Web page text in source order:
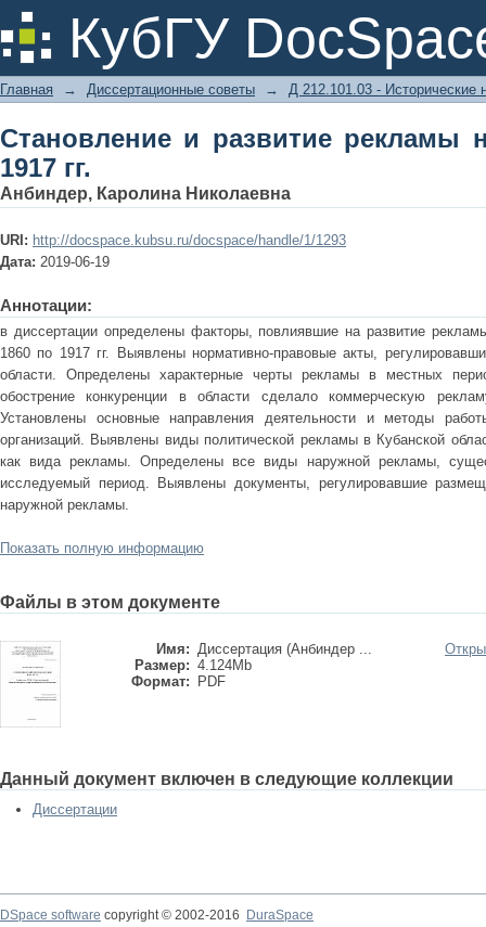
КубГУ
Становление и развитие рекламы
Главная → Диссертационные советы → Д 212.101.03 - Исторические
Становление и развитие рекламы
1917 гг.
Анбиндер, Каролина Николаевна
URI: http://docspace.kubsu.ru/docspace/handle/1/1293
Дата: 2019-06-19
Аннотации:
в диссертации определены факторы, повлиявшие на развитие
1860 по 1917 гг. Выявлены нормативно-правовые акты,
области. Определены характерные черты рекламы в местных
обострение конкуренции в области сделало коммерческую
Установлены основные направления деятельности и методы
организаций. Выявлены виды политической рекламы в Кубанской
как вида рекламы. Определены все виды наружной рекламы,
исследуемый период. Выявлены документы, регулировавшие
наружной рекламы.
Показать полную информацию
Файлы в этом документе
Имя: Диссертация (Анбиндер ...
Размер: 4.124Mb
Формат:
PDF
Данный документ включен в следующие коллекции
Диссертации
DSpace software copyright © 2002-2016
DuraSpace